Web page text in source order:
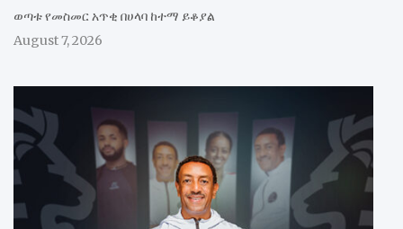
ወጣቱ የመስመር አጥቂ በሀላባ ከተማ ይቆያል
August 7, 2026